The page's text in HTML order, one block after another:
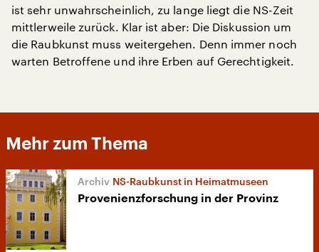
ist sehr unwahrscheinlich, zu lange liegt die NS-Zeit
mittlerweile zurück. Klar ist aber: Die Diskussion um
die Raubkunst muss weitergehen. Denn immer noch
warten Betroffene und ihre Erben auf Gerechtigkeit.
Mehr zum Thema
NS-Raubkunst in Heimatmuseen
Provenienzforschung in der Provinz